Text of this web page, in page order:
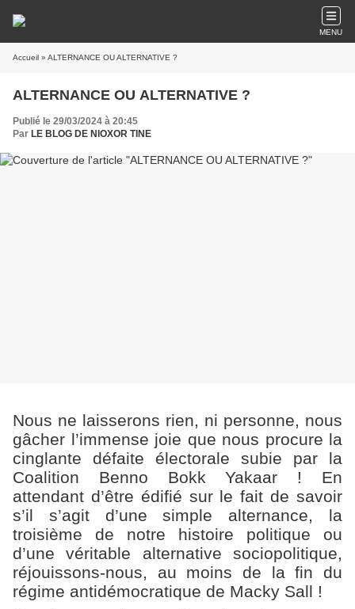
MENU
Accueil » ALTERNANCE OU ALTERNATIVE ?
ALTERNANCE OU ALTERNATIVE ?
Publié le 29/03/2024 à 20:45
Par LE BLOG DE NIOXOR TINE
Nous ne laisserons rien, ni personne, nous
gâcher l’immense joie que nous procure la
cinglante défaite électorale subie par la
Coalition Benno Bokk Yakaar ! En
attendant d’être édifié sur le fait de savoir
s’il s’agit d’une simple alternance, la
troisième de notre histoire politique ou
d’une véritable alternative sociopolitique,
réjouissons-nous, au moins de la fin du
régime antidémocratique de Macky Sall !